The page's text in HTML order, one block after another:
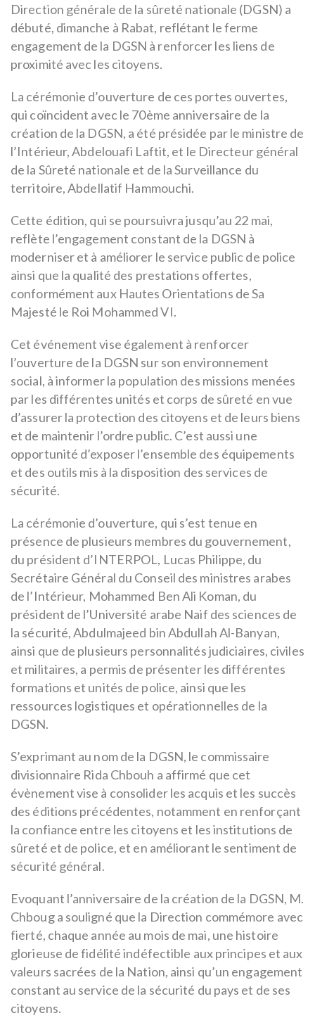
Direction générale de la sûreté nationale (DGSN) a
débuté, dimanche à Rabat, reflétant le ferme
engagement de la DGSN à renforcer les liens de
proximité avec les citoyens.
La cérémonie d’ouverture de ces portes ouvertes,
qui coïncident avec le 70ème anniversaire de la
création de la DGSN, a été présidée par le ministre de
l’Intérieur, Abdelouafi Laftit, et le Directeur général
de la Sûreté nationale et de la Surveillance du
territoire, Abdellatif Hammouchi.
Cette édition, qui se poursuivra jusqu’au 22 mai,
reflète l’engagement constant de la DGSN à
moderniser et à améliorer le service public de police
ainsi que la qualité des prestations offertes,
conformément aux Hautes Orientations de Sa
Majesté le Roi Mohammed VI.
Cet événement vise également à renforcer
l’ouverture de la DGSN sur son environnement
social, à informer la population des missions menées
par les différentes unités et corps de sûreté en vue
d’assurer la protection des citoyens et de leurs biens
et de maintenir l’ordre public. C’est aussi une
opportunité d’exposer l’ensemble des équipements
et des outils mis à la disposition des services de
sécurité.
La cérémonie d’ouverture, qui s’est tenue en
présence de plusieurs membres du gouvernement,
du président d’INTERPOL, Lucas Philippe, du
Secrétaire Général du Conseil des ministres arabes
de l’Intérieur, Mohammed Ben Ali Koman, du
président de l’Université arabe Naif des sciences de
la sécurité, Abdulmajeed bin Abdullah Al-Banyan,
ainsi que de plusieurs personnalités judiciaires, civiles
et militaires, a permis de présenter les différentes
formations et unités de police, ainsi que les
ressources logistiques et opérationnelles de la
DGSN.
S’exprimant au nom de la DGSN, le commissaire
divisionnaire Rida Chbouh a affirmé que cet
évènement vise à consolider les acquis et les succès
des éditions précédentes, notamment en renforçant
la confiance entre les citoyens et les institutions de
sûreté et de police, et en améliorant le sentiment de
sécurité général.
Evoquant l’anniversaire de la création de la DGSN, M.
Chboug a souligné que la Direction commémore avec
fierté, chaque année au mois de mai, une histoire
glorieuse de fidélité indéfectible aux principes et aux
valeurs sacrées de la Nation, ainsi qu’un engagement
constant au service de la sécurité du pays et de ses
citoyens.